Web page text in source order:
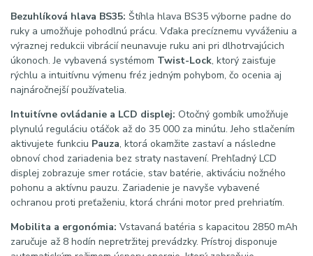
Bezuhlíková hlava BS35: Štíhla hlava BS35 výborne padne do
ruky a umožňuje pohodlnú prácu. Vďaka precíznemu vyváženiu a
výraznej redukcii vibrácií neunavuje ruku ani pri dlhotrvajúcich
úkonoch. Je vybavená systémom Twist-Lock, ktorý zaisťuje
rýchlu a intuitívnu výmenu fréz jedným pohybom, čo ocenia aj
najnáročnejší používatelia.
Intuitívne ovládanie a LCD displej: Otočný gombík umožňuje
plynulú reguláciu otáčok až do 35 000 za minútu. Jeho stlačením
aktivujete funkciu Pauza, ktorá okamžite zastaví a následne
obnoví chod zariadenia bez straty nastavení. Prehľadný LCD
displej zobrazuje smer rotácie, stav batérie, aktiváciu nožného
pohonu a aktívnu pauzu. Zariadenie je navyše vybavené
ochranou proti preťaženiu, ktorá chráni motor pred prehriatím.
Mobilita a ergonómia: Vstavaná batéria s kapacitou 2850 mAh
zaručuje až 8 hodín nepretržitej prevádzky. Prístroj disponuje